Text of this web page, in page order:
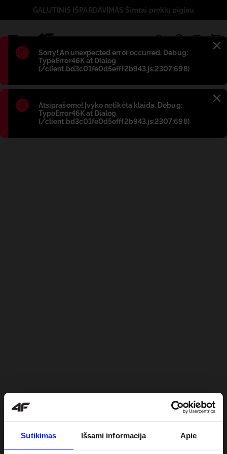
Sutikimas Išsami informacija Apie
Błąd:
Sorry! An unexpected error occurred. Debug:
TypeError46K at Dialog
(/client.bd3c01fe0d5efff2b943.js:2307:698)
Błąd:
Atsiprašome! Įvyko netikėta klaida. Debug:
TypeError46K at Dialog
(/client.bd3c01fe0d5efff2b943.js:2307:698)
GALUTINIS IŠPARDAVIMAS Šimtai prekių pigiau